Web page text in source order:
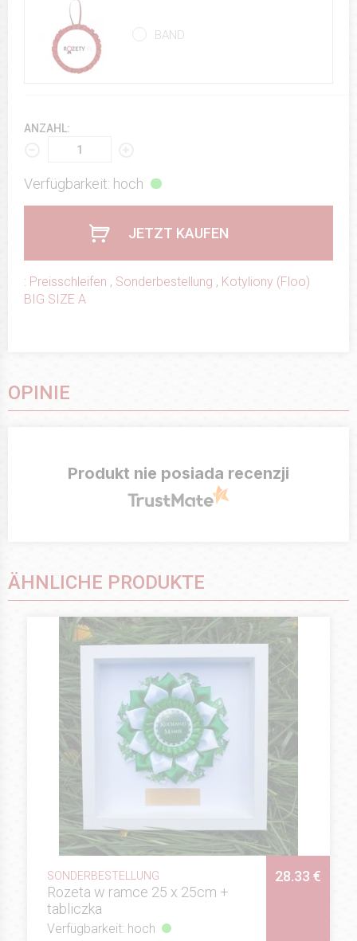
BAND
ANZAHL:
Verfügbarkeit: hoch
JETZT KAUFEN
: Preisschleifen , Sonderbestellung , Kotyliony (Floo)
BIG SIZE A
OPINIE
Produkt nie posiada recenzji
ÄHNLICHE PRODUKTE
SONDERBESTELLUNG
Rozeta w ramce 25 x 25cm +
tabliczka
28.33 €
Verfügbarkeit: hoch